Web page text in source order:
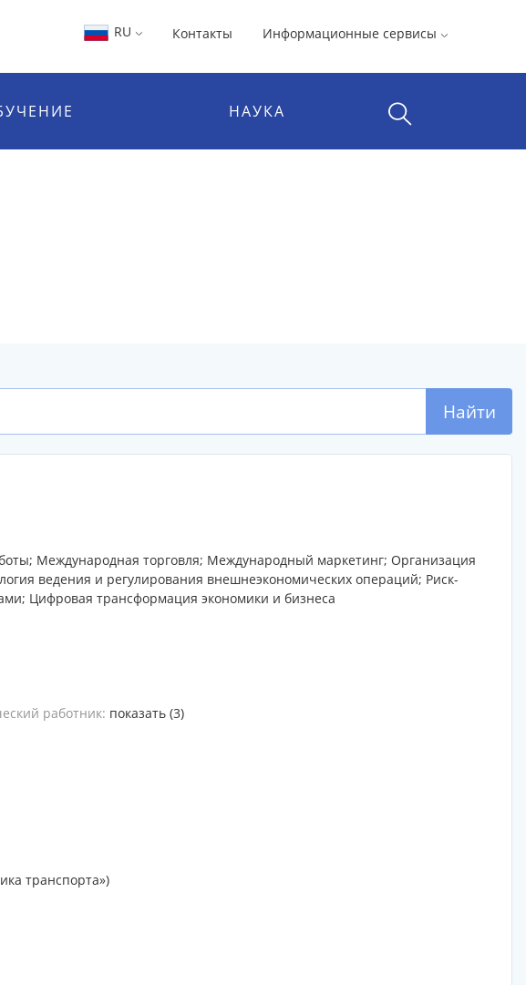
RU Контакты Информационные сервисы
НАУКА
Найти
Международная торговля; Международный маркетинг; Организация
ведения и регулирования внешнеэкономических операций; Риск-
Цифровая трансформация экономики и бизнеса
работник: показать (3)
транспорта»)